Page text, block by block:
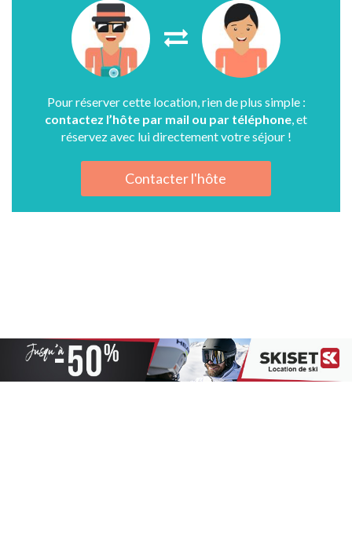
Pour réserver cette location, rien de plus simple :
contactez l’hôte par mail ou par téléphone, et
réservez avec lui directement votre séjour !
Contacter l'hôte